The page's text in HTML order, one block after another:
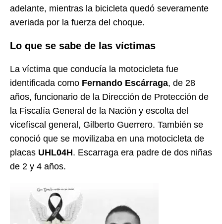
adelante, mientras la bicicleta quedó severamente
averiada por la fuerza del choque.
Lo que se sabe de las víctimas
La víctima que conducía la motocicleta fue
identificada como Fernando Escárraga, de 28
años, funcionario de la Dirección de Protección de
la Fiscalía General de la Nación y escolta del
vicefiscal general, Gilberto Guerrero. También se
conoció que se movilizaba en una motocicleta de
placas UHL04H. Escarraga era padre de dos niñas
de 2 y 4 años.